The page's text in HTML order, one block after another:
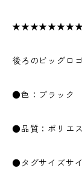
後ろのビッグロ
●色：ブラック
●品質：ポリエ
●タグサイズサ